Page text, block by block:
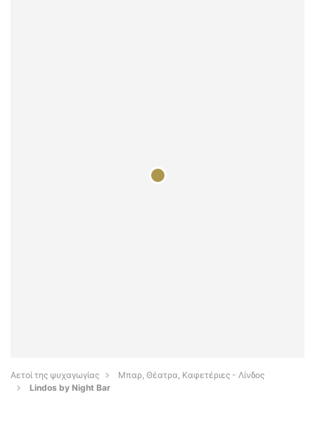
Αετοί της ψυχαγωγίας
Μπαρ, Θέατρα, Καφετέριες - Λίνδος
Lindos by Night Bar